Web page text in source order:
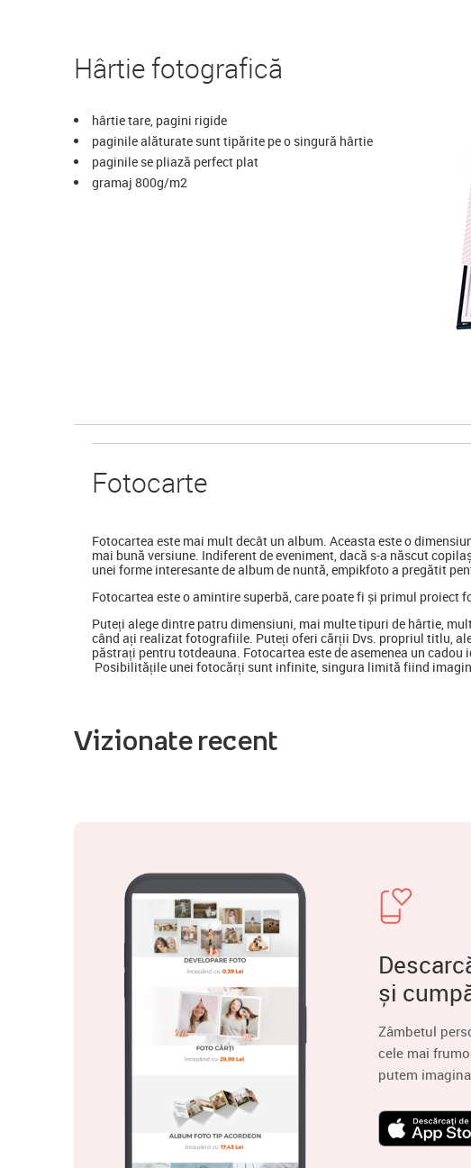
Hârtie fotografică
hârtie tare, pagini rigide
paginile alăturate sunt tipărite pe o singură hârtie
paginile se pliază perfect plat
gramaj 800g/m2
Fotocarte
Fotocartea este mai mult decât un album. Aceasta este o
mai bună versiune. Indiferent de eveniment, dacă s-a născut
unei forme interesante de album de nuntă, empikfoto a pregătit
Fotocartea este o amintire superbă, care poate fi și primul proiect
Puteți alege dintre patru dimensiuni, mai multe tipuri de hârtie,
când ați realizat fotografiile. Puteți oferi cărții Dvs. propriul titlu,
păstrați pentru totdeauna. Fotocartea este de asemenea un cadou
Posibilitățile unei fotocărți sunt infinite, singura limită fiind
Vizionate recent
și
Zâmbetul
cele mai
putem